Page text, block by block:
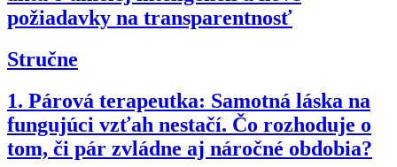
požiadavky na transparentnosť
Stručne
1. Párová terapeutka: Samotná láska na
fungujúci vzťah nestačí. Čo rozhoduje o
tom, či pár zvládne aj náročné obdobia?